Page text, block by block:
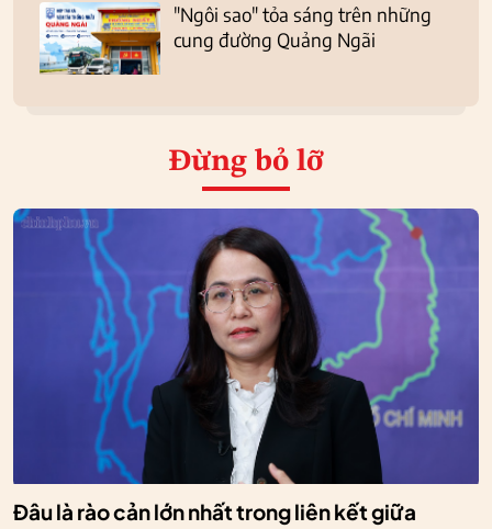
"Ngôi sao" tỏa sáng trên những
cung đường Quảng Ngãi
Đừng bỏ lỡ
Đâu là rào cản lớn nhất trong liên kết giữa